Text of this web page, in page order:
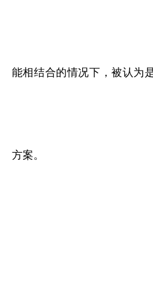
能相结合的情况下，被认为
方案。